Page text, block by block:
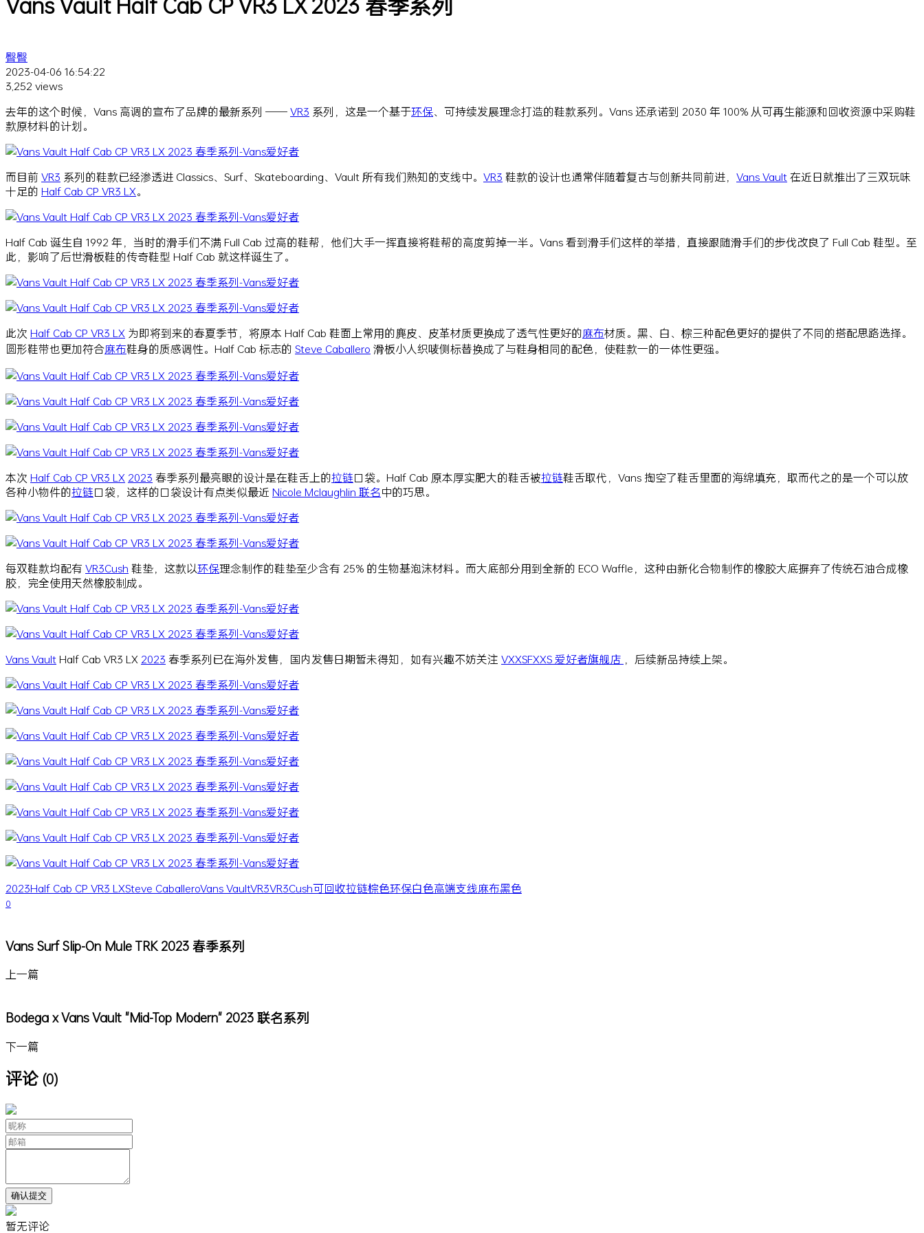
臀臀
2023-04-06 16:54:22
3,252 views
去年的这个时候，Vans 高调的宣布了品牌的最新系列 ——VR3 系列，这是一个基于环保、可持续发展理念打造的鞋款系列。Vans 还承诺到 2030 年 100% 从可再生能源和回收资源中采购鞋
款原材料的计划。
而目前 VR3 系列的鞋款已经渗透进 Classics、Surf、Skateboarding、Vault 所有我们熟知的支线中。 VR3 鞋款的设计也通常伴随着复古与创新共同前进， Vans Vault在近日就推出了三双玩味
十足的 Half Cab CP VR3 LX。
Half Cab 诞生自 1992 年，当时的滑手们不满 Full Cab 过高的鞋帮，他们大手一挥直接将鞋帮的高度剪掉一半。Vans 看到滑手们这样的举措，直接跟随滑手们的步伐改良了 Full Cab 鞋型。至
此，影响了后世滑板鞋的传奇鞋型 Half Cab 就这样诞生了。
此次 Half Cab CP VR3 LX 为即将到来的春夏季节，将原本 Half Cab 鞋面上常用的麂皮、皮革材质更换成了透气性更好的麻布材质。黑、白、棕三种配色更好的提供了不同的搭配思路选择。
圆形鞋带也更加符合麻布鞋身的质感调性。Half Cab 标志的 Steve Caballero 滑板小人织唛侧标替换成了与鞋身相同的配色，使鞋款一的一体性更强。
本次 Half Cab CP VR3 LX 2023 春季系列最亮眼的设计是在鞋舌上的拉链口袋。Half Cab 原本厚实肥大的鞋舌被拉链鞋舌取代，Vans 掏空了鞋舌里面的海绵填充，取而代之的是一个可以放
各种小物件的拉链口袋，这样的口袋设计有点类似最近 Nicole Mclaughlin 联名中的巧思。
每双鞋款均配有 VR3Cush 鞋垫，这款以环保理念制作的鞋垫至少含有 25% 的生物基泡沫材料。而大底部分用到全新的 ECO Waffle，这种由新化合物制作的橡胶大底摒弃了传统石油合成橡
胶，完全使用天然橡胶制成。
Vans VaultHalf Cab VR3 LX 2023 春季系列已在海外发售，国内发售日期暂未得知，如有兴趣不妨关注 VXXSFXXS 爱好者旗舰店 ，后续新品持续上架。
2023Half Cab CP VR3 LXSteve CaballeroVans VaultVR3VR3Cush可回收拉链棕色环保白色高端支线麻布黑色
0
Vans Surf Slip-On Mule TRK 2023 春季系列
上一篇
Bodega x Vans Vault "Mid-Top Modern" 2023 联名系列
下一篇
评论 (0)
暂无评论